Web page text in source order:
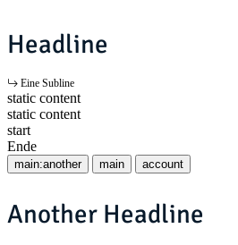
Headline
Eine Subline
static content
static content
start
Ende
main:another main account
Another Headline